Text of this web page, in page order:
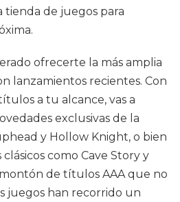
tienda de juegos para
ofrecerte la más amplia
lanzamientos recientes. Con
a tu alcance, vas a
exclusivas de la
y Hollow Knight, o bien
como Cave Story y
montón de títulos AAA que no
juegos han recorrido un